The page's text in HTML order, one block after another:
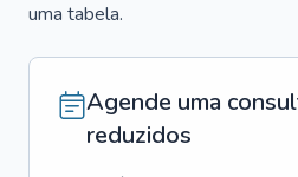
uma tabela.
Agende uma
reduzidos